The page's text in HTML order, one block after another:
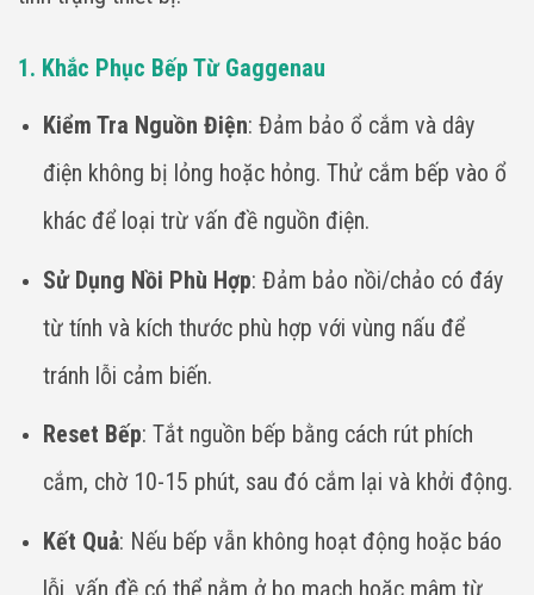
1. Khắc Phục Bếp Từ Gaggenau
Kiểm Tra Nguồn Điện: Đảm bảo ổ cắm và dây
điện không bị lỏng hoặc hỏng. Thử cắm bếp vào ổ
khác để loại trừ vấn đề nguồn điện.
Sử Dụng Nồi Phù Hợp: Đảm bảo nồi/chảo có đáy
từ tính và kích thước phù hợp với vùng nấu để
tránh lỗi cảm biến.
Reset Bếp: Tắt nguồn bếp bằng cách rút phích
cắm, chờ 10-15 phút, sau đó cắm lại và khởi động.
Kết Quả: Nếu bếp vẫn không hoạt động hoặc báo
lỗi, vấn đề có thể nằm ở bo mạch hoặc mâm từ,